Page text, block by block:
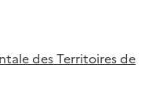
des Territoires de